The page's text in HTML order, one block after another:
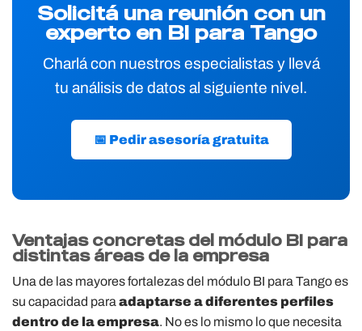
Solicitá una reunión con un
experto en BI para Tango
Charlá con nuestros especialistas y llevá
tu análisis de datos al siguiente nivel.
📅 Pedir asesoría gratuita
Ventajas concretas del módulo BI para
distintas áreas de la empresa
Una de las mayores fortalezas del módulo BI para Tango es
su capacidad para adaptarse a diferentes perfiles
dentro de la empresa. No es lo mismo lo que necesita